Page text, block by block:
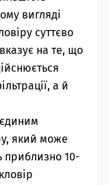
вигляді
суттєво
на те, що
а й
який може
приблизно 10-